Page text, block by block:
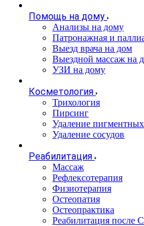
Помощь на дому
Анализы на дому
Патронажная и
Выезд врача на дом
Выездной массаж на
УЗИ на дому
Косметология
Трихология
Пирсинг
Удаление
Удаление сосудов
Реабилитация
Массаж
Рефлексотерапия
Физиотерапия
Остеопатия
Остеопрактика
Реабилитация после